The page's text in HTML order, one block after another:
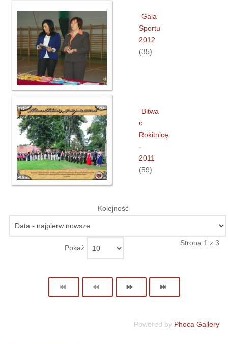
Gala
Sportu
2012
(35)
Bitwa
o
Rokitnicę
-
2011
(59)
Kolejność
Pokaż
Strona 1 z 3
Powered by Phoca Gallery